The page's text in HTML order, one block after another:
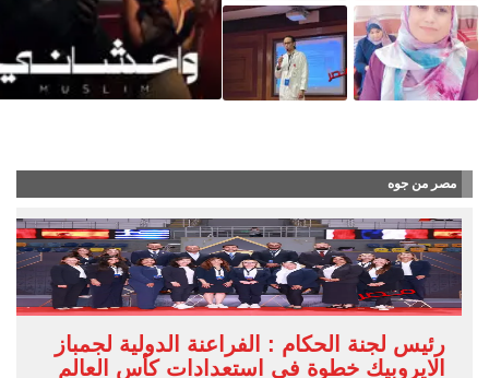
مصر من جوه
رئيس لجنة الحكام : الفراعنة الدولية لجمباز
الايروبيك خطوة في استعدادات كأس العالم